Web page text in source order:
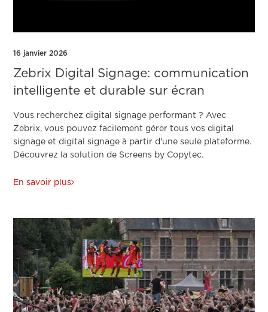
16 janvier 2026
Zebrix Digital Signage: communication
intelligente et durable sur écran
Vous recherchez digital signage performant ? Avec
Zebrix, vous pouvez facilement gérer tous vos digital
signage et digital signage à partir d'une seule plateforme.
Découvrez la solution de Screens by Copytec.
En savoir plus